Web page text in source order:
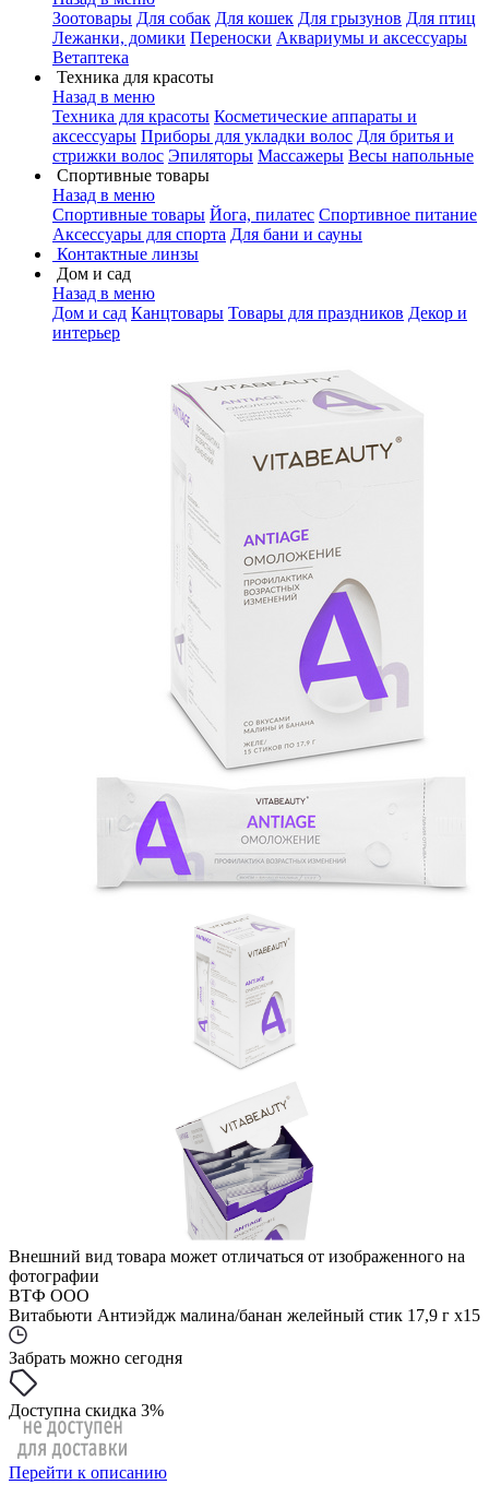
Зоотовары Для собак Для кошек Для грызунов Для птиц
Лежанки, домики Переноски Аквариумы и аксессуары
Ветаптека
Техника для красоты
Назад в меню
Техника для красоты Косметические аппараты и
аксессуары Приборы для укладки волос Для бритья и
стрижки волос Эпиляторы Массажеры Весы напольные
Спортивные товары
Назад в меню
Спортивные товары Йога, пилатес Спортивное питание
Аксессуары для спорта Для бани и сауны
Контактные линзы
Дом и сад
Назад в меню
Дом и сад Канцтовары Товары для праздников Декор и
интерьер
Внешний вид товара может отличаться от изображенного на
фотографии
ВТФ ООО
Витабьюти Антиэйдж малина/банан желейный стик 17,9 г x15
Забрать можно сегодня
Доступна скидка 3%
Перейти к описанию